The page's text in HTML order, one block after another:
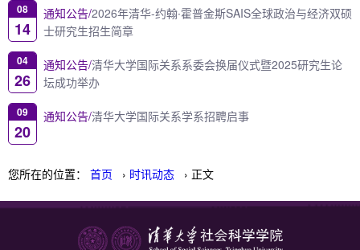
您所在的位置： 首页 › 时讯动态 › 正文
08
14
通知公告/2026年清华-约翰∙霍普金斯SAIS全球政治与经济双硕
士研究生招生简章
04
26
通知公告/清华大学国际关系系委会换届仪式暨2025研究生论
坛成功举办
09
20
通知公告/清华大学国际关系学系招聘启事